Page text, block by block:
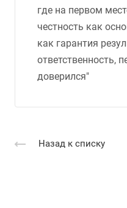
где на первом
честность как
как гарантия
ответственность,
доверился"
Назад к списку